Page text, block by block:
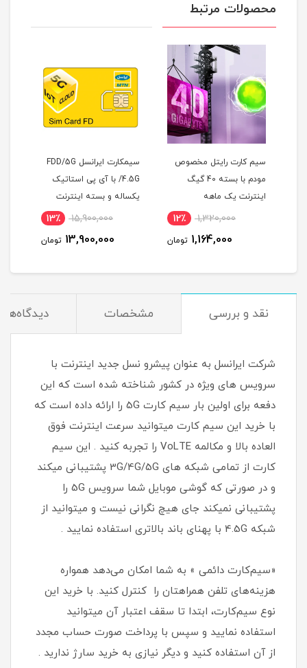
محصولات مرتبط
سیم کارت رایتل مخصوص
مودم با بسته 40 گیگ
اینترنت یک ماهه
1,320,000 12٪
1,164,000 تومان
سیمکارت ایرانسل FDD/5G
/4.5G با آی پی استاتیک
یکساله و بسته اینترنت
500 گیگ یک ساله
15,900,000 13٪
13,900,000 تومان
نقد و بررسی مشخصات دیدگاه‌ها
شرکت ایرانسل به عنوان پیشرو نسل جدید اینترنت با
سرویس های ویژه در کشور شناخته شده است که این
دفعه برای اولین بار سیم کارت 5G را ارائه داده است که
با خرید این سیم کارت میتوانید سرعت اینترنت فوق
العاده بالا و مکالمه VoLTE را تجربه کنید . این سیم
کارت از تمامی شبکه های 3G/4G/5G پشتیبانی میکند
و در صورتی که گوشی موبایل شما سرویس 5G را
پشتیبانی نمیکند جای هیچ نگرانی نیست و میتوانید از
شبکه 4.5G با پهنای باند بالاتری استفاده نمایید .
«سیم‌کارت دائمی » به شما امکان می‌دهد همواره
هزینه‌های تلفن همراهتان را کنترل کنید. با خرید این
نوع سیم‌کارت، ابتدا تا سقف اعتبار آن میتوانید
استفاده نمایید و سپس با پرداخت صورت حساب مجدد
از آن استفاده کنید و دیگر نیازی به خرید سارژ ندارید .